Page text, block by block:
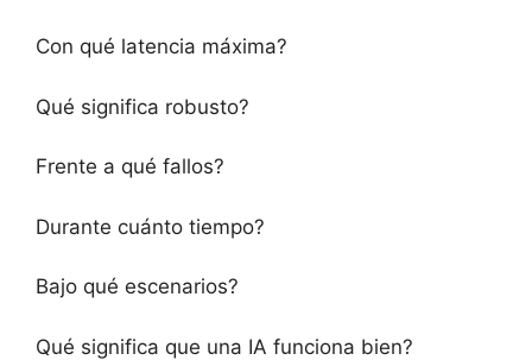
Con qué latencia máxima?
Qué significa robusto?
Frente a qué fallos?
Durante cuánto tiempo?
Bajo qué escenarios?
Qué significa que una IA funciona bien?